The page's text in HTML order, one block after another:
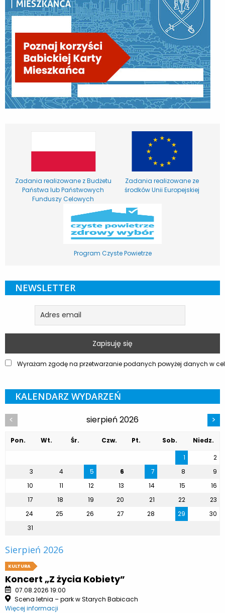
Zadania realizowane z Budżetu
Państwa lub Państwowych
Funduszy Celowych
Zadania realizowane ze
środków Unii Europejskiej
Program Czyste Powietrze
NEWSLETTER
Wyrażam zgodę na przetwarzanie podanych powyżej danych w
KALENDARZ WYDARZEŃ
< sierpień 2026 >
Pon. Wt. Śr. Czw. Pt. Sob.
Niedz.
1
2
3
4 5 6 7 8
9
10
11 12 13 14 15
16
17
18 19 20 21 22
23
24
25 26 27 28 29
30
31
Sierpień 2026
KULTURA
Koncert „Z życia Kobiety”
07.08.2026 19:00
Scena letnia – park w Starych Babicach
Więcej informacji